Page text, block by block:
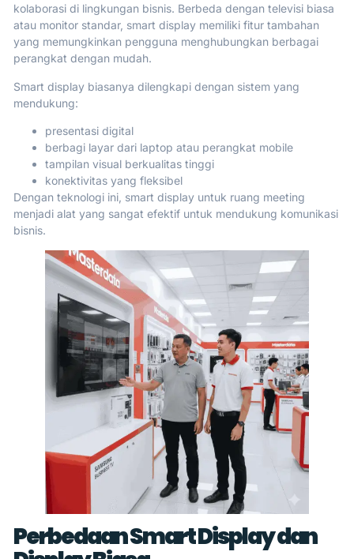
kolaborasi di lingkungan bisnis. Berbeda dengan televisi biasa
atau monitor standar, smart display memiliki fitur tambahan
yang memungkinkan pengguna menghubungkan berbagai
perangkat dengan mudah.
Smart display biasanya dilengkapi dengan sistem yang
mendukung:
presentasi digital
berbagi layar dari laptop atau perangkat mobile
tampilan visual berkualitas tinggi
konektivitas yang fleksibel
Dengan teknologi ini, smart display untuk ruang meeting
menjadi alat yang sangat efektif untuk mendukung komunikasi
bisnis.
Perbedaan Smart Display dan